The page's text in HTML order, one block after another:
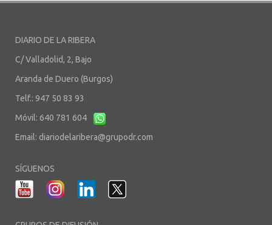
DIARIO DE LA RIBERA
C/ Valladolid, 2, Bajo
Aranda de Duero (Burgos)
Telf.: 947 50 83 93
Móvil: 640 781 604
Email: diariodelaribera@grupodr.com
SÍGUENOS